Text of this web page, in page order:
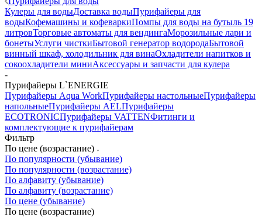
Кулеры для водыДоставка водыПурифайеры для
водыКофемашины и кофеваркиПомпы для воды на бутыль 19
литровТорговые автоматы для вендингаМорозильные лари и
бонетыУслуги чисткиБытовой генератор водородаБытовой
винный шкаф, холодильник для винаОхладители напитков и
сокоохладители миниАксессуары и запчасти для кулера
-
Пурифайеры L`ENERGIE
Пурифайеры Aqua WorkПурифайеры настольныеПурифайеры
напольныеПурифайеры AELПурифайеры
ECOTRONICПурифайеры VATTENФитинги и
комплектующие к пурифайерам
Фильтр
По цене (возрастание)
По популярности (убывание)
По популярности (возрастание)
По алфавиту (убывание)
По алфавиту (возрастание)
По цене (убывание)
По цене (возрастание)